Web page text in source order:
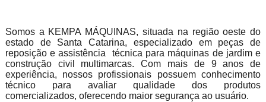
Somos a KEMPA MÁQUINAS, situada na região oeste do
estado de Santa Catarina, especializado em peças de
reposição e assistência técnica para máquinas de jardim e
construção civil multimarcas. Com mais de 9 anos de
experiência, nossos profissionais possuem conhecimento
técnico para avaliar qualidade dos produtos
comercializados, oferecendo maior segurança ao usuário.